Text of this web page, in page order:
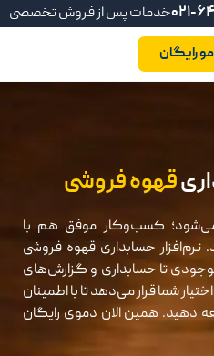
خدمات پس از فروش تخصصی021-
رایگان
قهوه فروشی
کسب‌وکار موفق هم با
حسابداری قهوه فروشی
تا حسابداری و گزارش‌های
شما قرار می‌دهد تا با اطمینان
دهید. همین الان دموی رایگان